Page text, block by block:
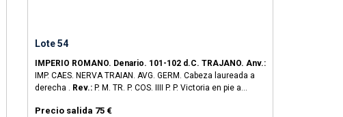
Lote 54
IMPERIO ROMANO. Denario. 101-102 d.C. TRAJANO. Anv.:
IMP. CAES. NERVA TRAIAN. AVG. GERM. Cabeza laureada a
derecha . Rev.: P. M. TR. P. COS. IIII P. P. Victoria en pie a
Precio salida 75 €